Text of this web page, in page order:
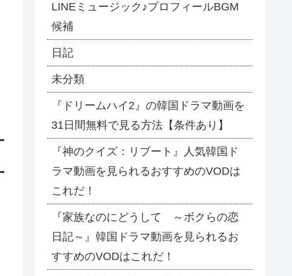
LINEミュージック♪プロフィールBGM
候補
日記
未分類
『ドリームハイ2』の韓国ドラマ動画を
31日間無料で見る方法【条件あり】
『神のクイズ：リブート』人気韓国ド
ラマ動画を見られるおすすめのVODは
これだ！
『家族なのにどうして ～ボクらの恋
日記～』韓国ドラマ動画を見られるお
すすめのVODはこれだ！